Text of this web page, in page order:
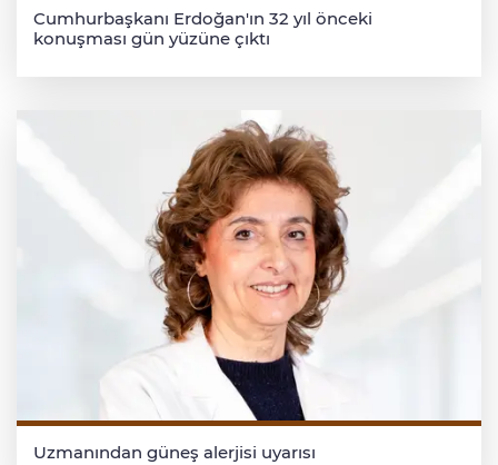
Cumhurbaşkanı Erdoğan'ın 32 yıl önceki
konuşması gün yüzüne çıktı
Uzmanından güneş alerjisi uyarısı